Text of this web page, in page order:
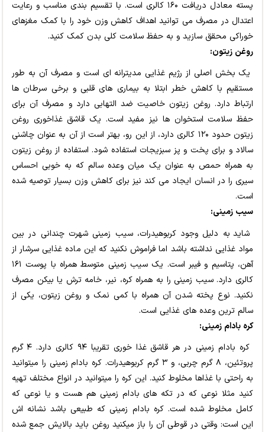
پسته معادل دریافت ۱۶۰ کالری است. با تقسیم بندی مناسب و رعایت
اعتدال در مصرف می توانید اهداف کاهش وزن خود را با کمک مغزهای
خوراکی محقق سازید و به حفظ سلامت کلی بدن کمک کنید.
روغن زیتون:
یک بخش اصلی از رژیم غذایی مدیترانه ای است و مصرف آن به طور
مستقیم با کاهش خطر ابتلا به بیماری های قلبی و برخی سرطان ها
ارتباط دارد. روغن زیتون خاصیت ضد التهابی دارد و مصرف آن برای
حفظ سلامت استخوان ها نیز مفید است. یک قاشق غذاخوری روغن
زیتون حدود ۱۲۰ کالری دارد، از این رو، بهتر است از آن به عنوان چاشنی
سالاد و برای پخت و پز سبزیجات استفاده شود. استفاده از روغن زیتون
به همراه حمص به عنوان یک میان وعده سالم که به خوبی احساس
سیری را در انسان ایجاد می کند نیز برای کاهش وزن بسیار توصیه شده
است.
سیب زمینی:
شاید به دلیل وجود کربوهیدرات، سیب زمینی شهرت چندانی در بین
مواد غذایی نداشته باشد اما فراموش نکنید که این ماده غذایی سرشار از
آهن، پتاسیم و فیبر است. یک سیب زمینی متوسط همراه با پوست ۱۶۱
کالری دارد. سیب زمینی را به همراه کره، نیر، خامه ترش یا بیکن مصرف
نکنید. نوع پخته شدن آن همراه با کمی نمک و روغن زیتون، یکی از
سالم ترین وعده های غذایی است.
کره بادام زمینی:
کره بادام زمینی در هر قاشق غذا خوری تقریبا ۹۴ کالری دارد. ۴ گرم
پروتئین، ۸ گرم چربی، و ۳ گرم کربوهیدرات. کره بادام زمینی را میتوانید
به راحتی با غذاها مخلوط کنید. این کره را میتوانید در انواع مختلف تهیه
کنید مثلا نوعی که در تکه های بادام زمینی هم هست و یا نوعی که
کامل مخلوط شده است. کره بادام زمینی که طبیعی باشد نشانه اش
این است: وقتی در قوطی آن را باز میکنید روغن باید بالایش جمع شده